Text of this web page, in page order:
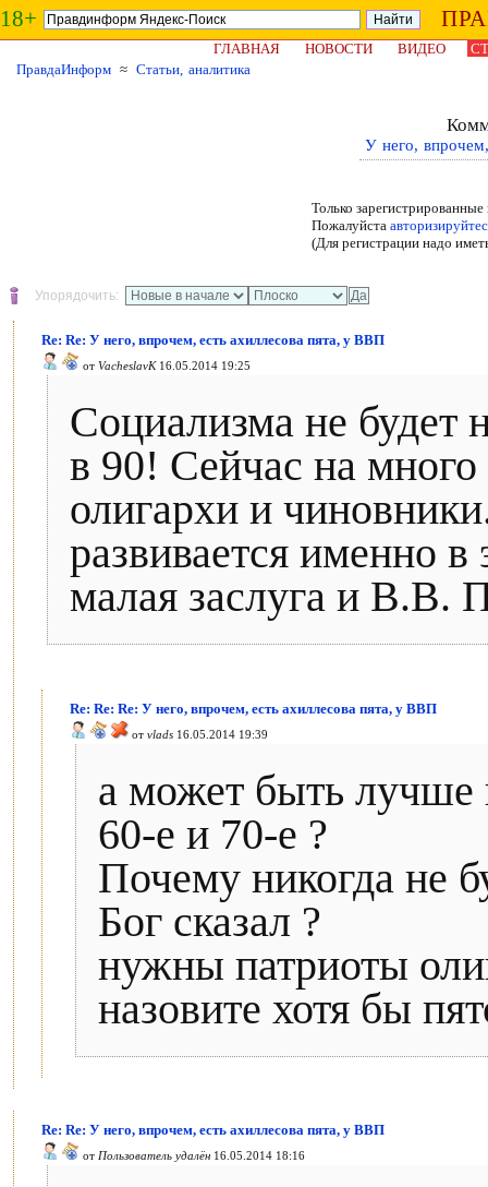
18+
ГЛАВНАЯ НОВОСТИ ВИДЕО
ПравдаИнформ ≈ Статьи, аналитика
У него,
Только
Пожалуйста
(Для регистрации надо
Упорядочить:
Re: Re: У него, впрочем, есть ахиллесова пята, у ВВП
от VacheslavK16.05.2014 19:25
Социализма не будет
в 90! Сейчас на
олигархи и
развивается именно
малая заслуга и В.В.
Re: Re: Re: У него, впрочем, есть ахиллесова пята, у ВВП
от vlads 16.05.2014 19:39
а может быть лучше
60-е и 70-е ?
Почему никогда не
Бог сказал ?
нужны патриоты
назовите хотя бы
Re: Re: У него, впрочем, есть ахиллесова пята, у ВВП
от Пользователь удалён 16.05.2014 18:16